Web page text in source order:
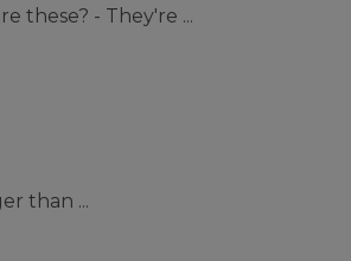
these? - They're ...
than ...